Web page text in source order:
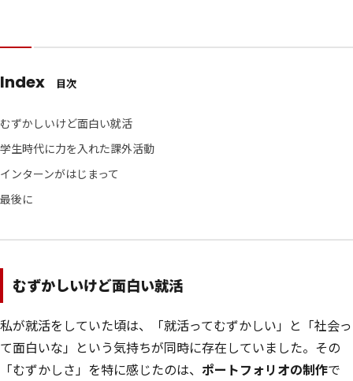
Index 目次
むずかしいけど面白い就活
学生時代に力を入れた課外活動
インターンがはじまって
最後に
むずかしいけど面白い就活
私が就活をしていた頃は、「就活ってむずかしい」と「社会っ
て面白いな」という気持ちが同時に存在していました。その
「むずかしさ」を特に感じたのは、 ポートフォリオの制作で